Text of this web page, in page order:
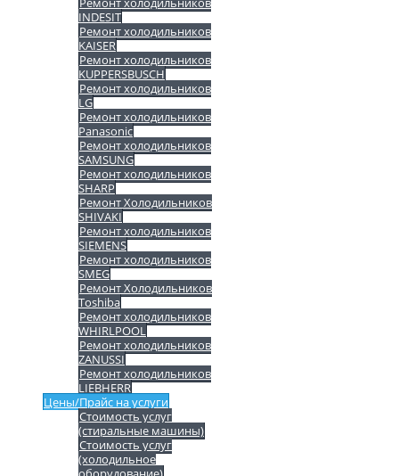
INDESIT
Ремонт холодильников
KAISER
Ремонт холодильников
KUPPERSBUSCH
Ремонт холодильников
LG
Ремонт холодильников
Panasonic
Ремонт холодильников
SAMSUNG
Ремонт холодильников
SHARP
Ремонт Холодильников
SHIVAKI
Ремонт холодильников
SIEMENS
Ремонт холодильников
SMEG
Ремонт Холодильников
Toshiba
Ремонт холодильников
WHIRLPOOL
Ремонт холодильников
ZANUSSI
Ремонт холодильников
LIEBHERR
Цены/Прайс на услуги
Стоимость услуг
(стиральные машины)
Стоимость услуг
(холодильное